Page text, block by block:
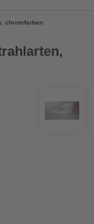
chromfarben